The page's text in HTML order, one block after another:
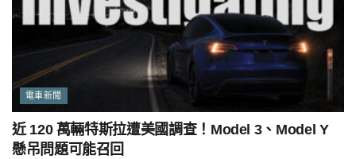
電車新聞
近 120 萬輛特斯拉遭美國調查！Model 3、Model Y
懸吊問題可能召回